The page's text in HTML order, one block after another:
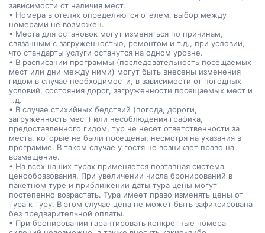
зависимости от наличия мест.
• Номера в отелях определяются отелем, выбор между
номерами не возможен.
• Места для остановок могут изменяться по причинам,
связанным с загруженностью, ремонтом и т.д., при условии,
что стандарты услуги останутся на одном уровне.
• В расписании программы (последовательность посещаемых
мест или дни между ними) могут быть внесены изменения
гидом в случае необходимости, в зависимости от погодных
условий, состояния дорог, загруженности посещаемых мест и
т.д.
• В случае стихийных бедствий (погода, дороги,
загруженность мест) или несоблюдения графика,
предоставленного гидом, тур не несет ответственности за
места, которые не были посещены, несмотря на указания в
программе. В таком случае у гостя не возникает право на
возмещение.
• На всех наших турах применяется поэтапная система
ценообразования. При увеличении числа бронирований в
пакетном туре и приближении даты тура цены могут
постепенно возрастать. Тура имеет право изменять цены от
тура к туру. В этом случае цена не может быть зафиксирована
без предварительной оплаты.
• При бронировании гарантировать конкретные номера